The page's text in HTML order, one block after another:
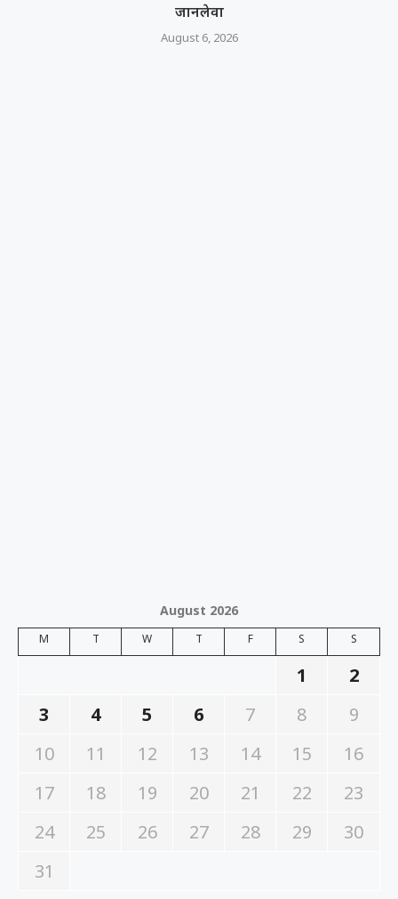
जानलेवा
August 6, 2026
August 2026
M T W T F S S
1
2
3
4 5 6 7 8
9
10
11 12 13 14 15
16
17
18 19 20 21 22
23
24
25 26 27 28 29
30
31